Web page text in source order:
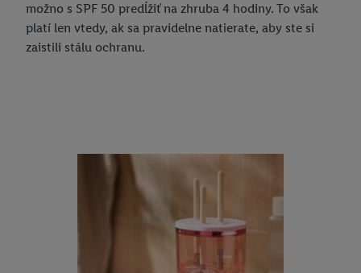
možno s SPF 50 predĺžiť na zhruba 4 hodiny. To však
platí len vtedy, ak sa pravidelne natierate, aby ste si
zaistili stálu ochranu.